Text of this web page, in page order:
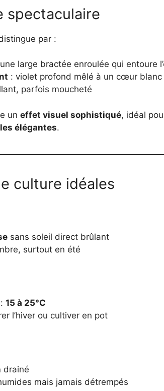
spectaculaire
par :
large bractée enroulée qui entoure
: violet profond mêlé à un cœur blanc
parfois moucheté
un effet visuel sophistiqué, idéal
élégantes.
culture idéales
sans soleil direct brûlant
surtout en été
15 à 25°C
l’hiver ou cultiver en pot
drainé
mais jamais détrempés